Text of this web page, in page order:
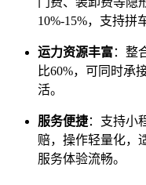
10%-15%，支持拼
运力资源丰富：整
比60%，可同时承
活。
服务便捷：支持小
赔，操作轻量化，
服务体验流畅。